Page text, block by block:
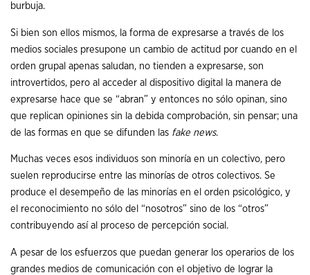
burbuja.
Si bien son ellos mismos, la forma de expresarse a través de los
medios sociales presupone un cambio de actitud por cuando en el
orden grupal apenas saludan, no tienden a expresarse, son
introvertidos, pero al acceder al dispositivo digital la manera de
expresarse hace que se “abran” y entonces no sólo opinan, sino
que replican opiniones sin la debida comprobación, sin pensar; una
de las formas en que se difunden las fake news.
Muchas veces esos individuos son minoría en un colectivo, pero
suelen reproducirse entre las minorías de otros colectivos. Se
produce el desempeño de las minorías en el orden psicológico, y
el reconocimiento no sólo del “nosotros” sino de los “otros”
contribuyendo así al proceso de percepción social.
A pesar de los esfuerzos que puedan generar los operarios de los
grandes medios de comunicación con el objetivo de lograr la